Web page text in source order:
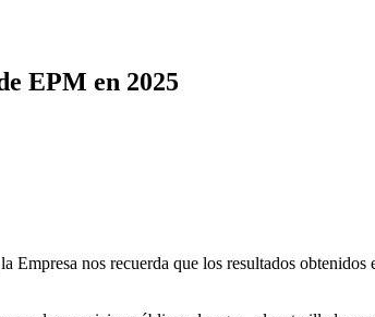
EPM en 2025
nos recuerda que los resultados obtenidos